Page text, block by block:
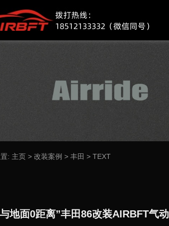
: 主页 > 改装案例 > 丰田 > TEXT
地面0距离”丰田86改装AIRBFT气